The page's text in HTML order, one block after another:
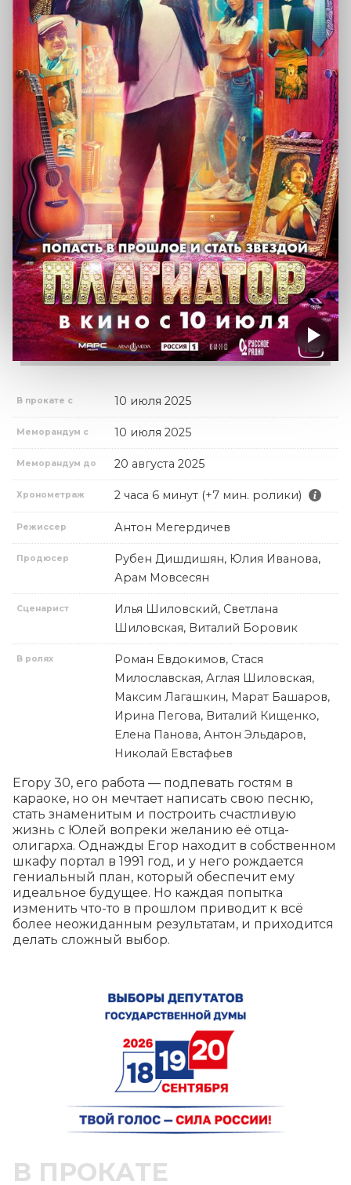
В прокате с 10 июля 2025
Меморандум с 10 июля 2025
Меморандум до 20 августа 2025
Хронометраж 2 часа 6 минут (+7 мин. ролики)
Режиссер Антон Мегердичев
Продюсер
Рубен Дишдишян, Юлия Иванова,
Арам Мовсесян
Сценарист
Илья Шиловский, Светлана
Шиловская, Виталий Боровик
В ролях
Роман Евдокимов, Стася
Милославская, Аглая Шиловская,
Максим Лагашкин, Марат Башаров,
Ирина Пегова, Виталий Кищенко,
Елена Панова, Антон Эльдаров,
Николай Евстафьев
Егору 30, его работа — подпевать гостям в
караоке, но он мечтает написать свою песню,
стать знаменитым и построить счастливую
жизнь с Юлей вопреки желанию её отца-
олигарха. Однажды Егор находит в собственном
шкафу портал в 1991 год, и у него рождается
гениальный план, который обеспечит ему
идеальное будущее. Но каждая попытка
изменить что-то в прошлом приводит к всё
более неожиданным результатам, и приходится
делать сложный выбор.
В ПРОКАТЕ